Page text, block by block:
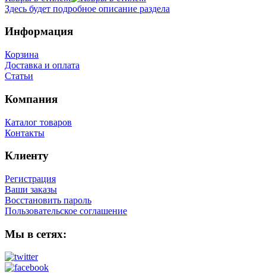
Здесь будет подробное описание раздела
Информация
Корзина
Доставка и оплата
Статьи
Компания
Каталог товаров
Контакты
Клиенту
Регистрация
Ваши заказы
Восстановить пароль
Пользовательское соглашение
Мы в сетях: